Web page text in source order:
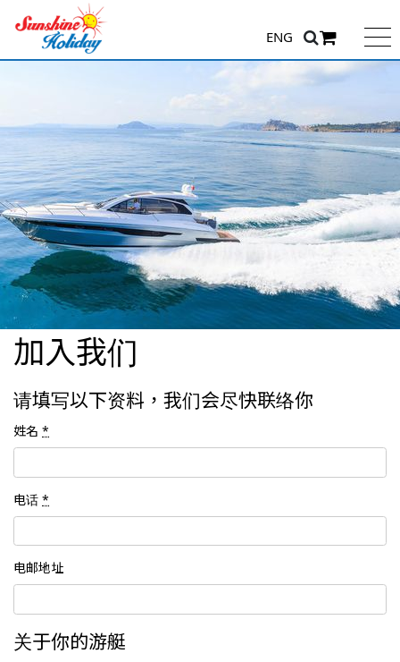
ENG
加入我们
请填写以下资料，我们会尽快联络你
姓名 *
电话 *
电邮地址
关于你的游艇